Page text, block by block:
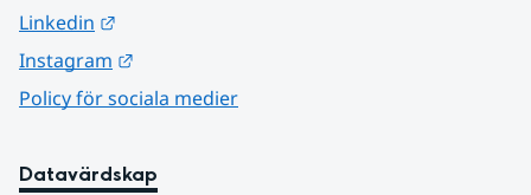
Linkedin
Instagram
Policy för sociala medier
Datavärdskap